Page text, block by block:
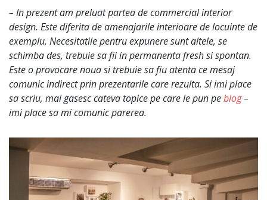
– In prezent am preluat partea de commercial interior
design. Este diferita de amenajarile interioare de locuinte de
exemplu. Necesitatile pentru expunere sunt altele, se
schimba des, trebuie sa fii in permanenta fresh si spontan.
Este o provocare noua si trebuie sa fiu atenta ce mesaj
comunic indirect prin prezentarile care rezulta. Si imi place
sa scriu, mai gasesc cateva topice pe care le pun peblog–
imi place sa mi comunic parerea.